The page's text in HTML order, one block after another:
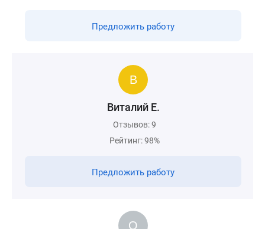
Предложить работу
Виталий Е.
Отзывов: 9
Рейтинг: 98%
Предложить работу